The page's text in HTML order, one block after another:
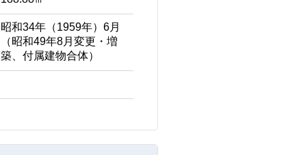
昭和34年（1959年）6月
（昭和49年8月変更・増
築、付属建物合体）